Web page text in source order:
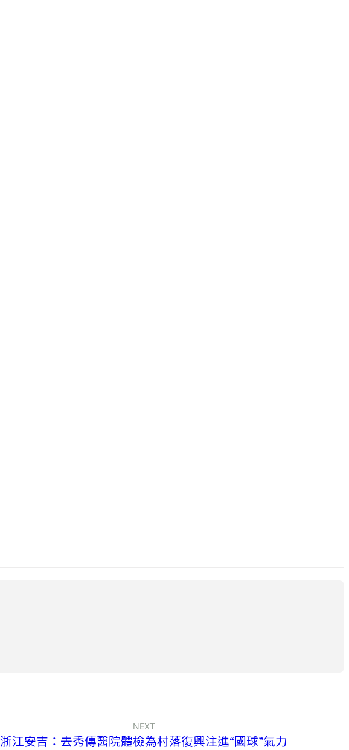
NEXT
浙江安吉：去秀傳醫院體檢為村落復興注進“國球”氣力